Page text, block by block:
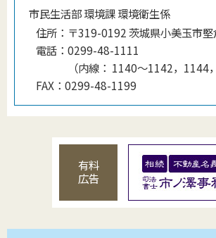
市民生活部 環境課 環境衛生係
住所： 〒319-0192 茨城県小美玉市
電話： 0299-48-1111
（内線 ： 1140〜1142，1144
FAX： 0299-48-1199
有料
広告